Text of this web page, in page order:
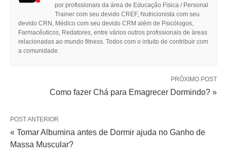
por profissionais da área de Educação Física / Personal
Trainer com seu devido CREF, Nutricionista com seu
devido CRN, Médico com seu devido CRM além de Psicólogos,
Farmacêuticos, Redatores, entre vários outros profissionais de áreas
relacionadas ao mundo fitness. Todos com o intuito de contribuir com
a comunidade.
PRÓXIMO POST
Como fazer Chá para Emagrecer Dormindo? »
POST ANTERIOR
« Tomar Albumina antes de Dormir ajuda no Ganho de
Massa Muscular?